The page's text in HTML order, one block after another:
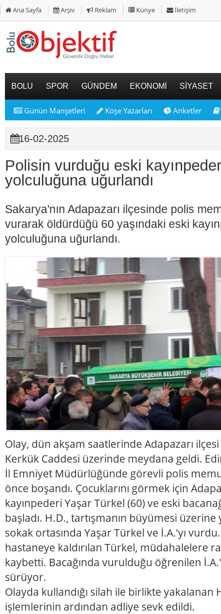
Ana Sayfa Arşiv Reklam Künye İletişim
BOLU SPOR GÜNDEM EKONOMİ SİYASET
Günün Manşetleri Köşe Yazarları Anketler
16-02-2025
Polisin vurduğu eski
yolculuğuna uğurlandı
Sakarya'nın Adapazarı ilçesinde polis
vurarak öldürdüğü 60 yaşındaki eski
yolculuğuna uğurlandı.
Olay, dün akşam saatlerinde Adapazarı
Kerkük Caddesi üzerinde meydana geldi.
İl Emniyet Müdürlüğünde görevli polis
önce boşandı. Çocuklarını görmek için
kayınpederi Yaşar Türkel (60) ve eski
başladı. H.D., tartışmanın büyümesi üzerine
sokak ortasında Yaşar Türkel ve İ.A.’yı
hastaneye kaldırılan Türkel, müdahalelere
kaybetti. Bacağında vurulduğu öğrenilen
sürüyor.
Olayda kullandığı silah ile birlikte yakalanan
işlemlerinin ardından adliye sevk edildi.